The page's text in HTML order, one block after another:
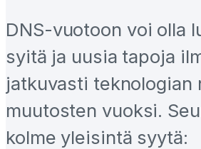
DNS-vuotoon voi olla
syitä ja uusia tapoja
jatkuvasti teknologian
muutosten vuoksi.
kolme yleisintä syytä: